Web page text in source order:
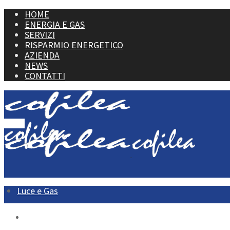
HOME
ENERGIA E GAS
SERVIZI
RISPARMIO ENERGETICO
AZIENDA
NEWS
CONTATTI
Luce e Gas